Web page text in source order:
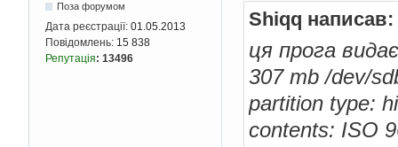
Поза форумом
Дата реєстрації: 01.05.2013
Повідомлень: 15 838
Репутація: 13496
Shiqq написав:
ця прога
307 mb /dev/
partition type:
contents: ISO